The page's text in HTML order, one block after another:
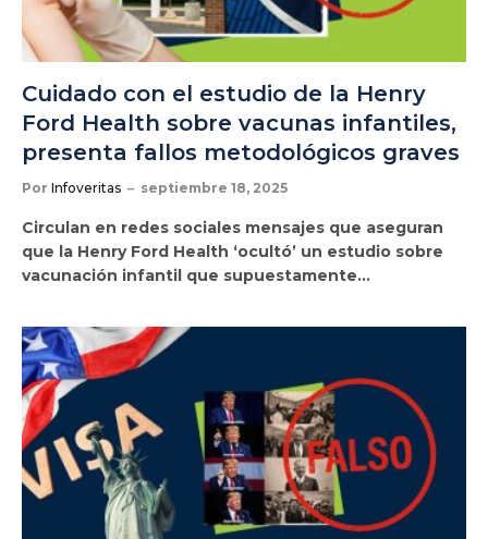
Cuidado con el estudio de la Henry
Ford Health sobre vacunas infantiles,
presenta fallos metodológicos graves
Por Infoveritas septiembre 18, 2025
Circulan en redes sociales mensajes que aseguran
que la Henry Ford Health ‘ocultó’ un estudio sobre
vacunación infantil que supuestamente…